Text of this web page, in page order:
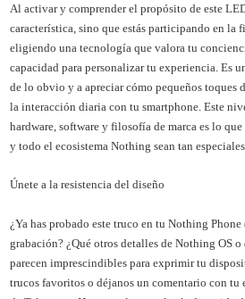
Al activar y comprender el propósito de este
característica, sino que estás participando en la
eligiendo una tecnología que valora tu
capacidad para personalizar tu experiencia. Es
de lo obvio y a apreciar cómo pequeños toques
la interacción diaria con tu smartphone. Este
hardware, software y filosofía de marca es lo
y todo el ecosistema Nothing sean tan
Únete a la resistencia del diseño
¿Ya has probado este truco en tu Nothing
grabación? ¿Qué otros detalles de Nothing OS
parecen imprescindibles para exprimir tu
trucos favoritos o déjanos un comentario con tu